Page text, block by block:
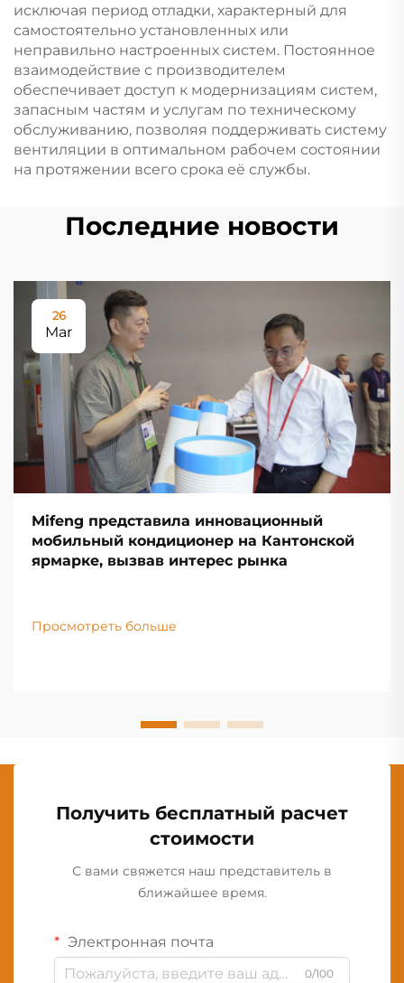
исключая период отладки, характерный для
самостоятельно установленных или
неправильно настроенных систем. Постоянное
взаимодействие с производителем
обеспечивает доступ к модернизациям систем,
запасным частям и услугам по техническому
обслуживанию, позволяя поддерживать систему
вентиляции в оптимальном рабочем состоянии
на протяжении всего срока её службы.
Последние новости
26
Mar
Mifeng представила инновационный
мобильный кондиционер на Кантонской
ярмарке, вызвав интерес рынка
Просмотреть больше
Получить бесплатный расчет
стоимости
С вами свяжется наш представитель в
ближайшее время.
Электронная почта
0/100